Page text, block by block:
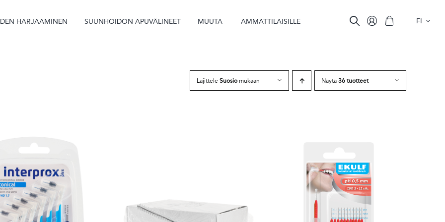
HARJAAMINEN SUUNHOIDON APUVÄLINEET MUUTA AMMATTILAISILLE FI
Lajittele Suosiomukaan Näytä36 tuotteet